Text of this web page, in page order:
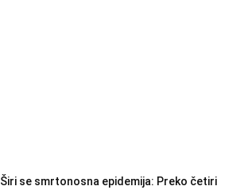
Širi se smrtonosna epidemija: Preko četiri